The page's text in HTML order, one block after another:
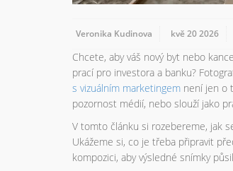
Veronika Kudinova kvě 20 2026
Chcete, aby váš nový byt nebo
prací pro investora a banku?
s vizuálním marketingem není jen o
pozornost médií, nebo slouží jako
V tomto článku si rozebereme, jak
Ukážeme si, co je třeba připravit
kompozici, aby výsledné snímky